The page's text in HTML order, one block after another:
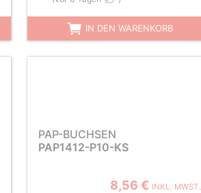
IN DEN WARENKORB
PAP-BUCHSEN
PAP1412-P10-KS
8,56 € INKL. MWST.